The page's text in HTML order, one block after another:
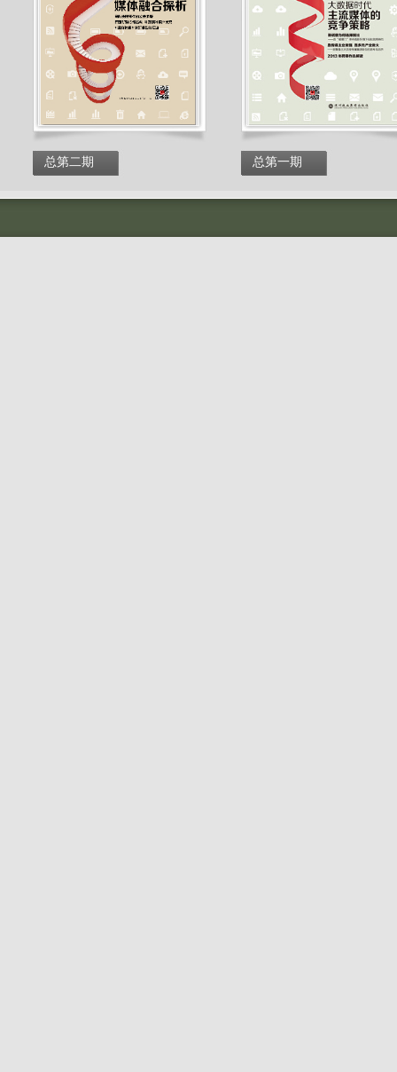
总第二期 总第一期